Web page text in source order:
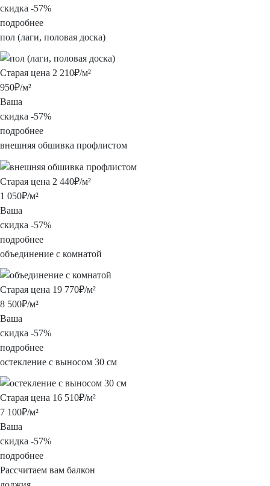
скидка -57%
подробнее
пол (лаги, половая доска)
Старая цена 2 210₽/м²
950₽/м²
Ваша
скидка -57%
подробнее
внешняя обшивка профлистом
Старая цена 2 440₽/м²
1 050₽/м²
Ваша
скидка -57%
подробнее
объединение с комнатой
Старая цена 19 770₽/м²
8 500₽/м²
Ваша
скидка -57%
подробнее
остекление с выносом 30 см
Старая цена 16 510₽/м²
7 100₽/м²
Ваша
скидка -57%
подробнее
Рассчитаем вам балкон